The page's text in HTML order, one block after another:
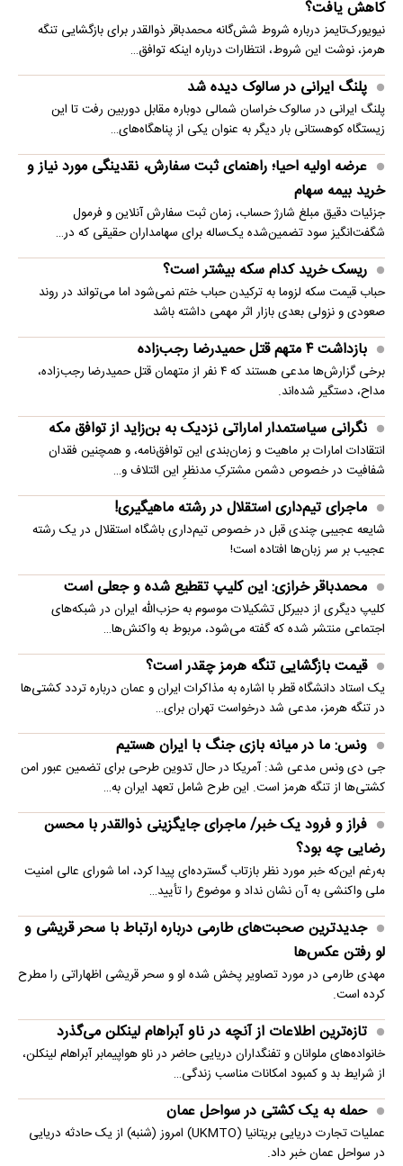
کاهش یافت؟
نیویورک‌تایمز درباره شروط شش‌گانه محمدباقر ذوالقدر برای بازگشایی تنگه
هرمز، نوشت این شروط، انتظارات درباره اینکه توافق…
پلنگ ایرانی در سالوک دیده شد
پلنگ ایرانی در سالوک خراسان شمالی دوباره مقابل دوربین رفت تا این
زیستگاه کوهستانی بار دیگر به عنوان یکی از پناهگاه‌های…
عرضه اولیه احیا؛ راهنمای ثبت سفارش، نقدینگی مورد نیاز و
خرید بیمه سهام
جزئیات دقیق مبلغ شارژ حساب، زمان ثبت سفارش آنلاین و فرمول
شگفت‌انگیز سود تضمین‌شده یک‌ساله برای سهامداران حقیقی که در…
ریسک خرید کدام سکه بیشتر است؟
حباب قیمت سکه لزوما به ترکیدن حباب ختم نمی‌شود اما می‌تواند در روند
صعودی و نزولی بعدی بازار اثر مهمی داشته باشد
بازداشت ۴ متهم قتل حمیدرضا رجب‌زاده
برخی گزارش‌ها مدعی هستند که ۴ نفر از متهمان قتل حمیدرضا رجب‌زاده،
مداح، دستگیر شده‌اند.
نگرانی سیاستمدار اماراتی نزدیک به بن‌زاید از توافق مکه
انتقادات امارات بر ماهیت و زمان‌بندی این توافق‌نامه، و همچنین فقدان
شفافیت در خصوص دشمن مشترکِ مدنظرِ این ائتلاف و…
ماجرای تیم‌داری استقلال در رشته ماهیگیری!
شایعه عجیبی چندی قبل در خصوص تیم‌داری باشگاه استقلال در یک رشته
عجیب بر سر زبان‌ها افتاده است!
محمدباقر خرازی: این کلیپ تقطیع شده و جعلی است
کلیپ دیگری از دبیرکل تشکیلات موسوم به حزب‌الله ایران در شبکه‌های
اجتماعی منتشر شده که گفته می‌شود، مربوط به واکنش‌ها…
قیمت بازگشایی تنگه هرمز چقدر است؟
یک استاد دانشگاه قطر با اشاره به مذاکرات ایران و عمان درباره تردد کشتی‌ها
در تنگه هرمز، مدعی شد درخواست تهران برای…
ونس: ما در میانه بازی جنگ با ایران هستیم
جی دی ونس مدعی شد: آمریکا در حال تدوین طرحی برای تضمین عبور امن
کشتی‌ها از تنگه هرمز است. این طرح شامل تعهد ایران به…
فراز و فرود یک خبر/ ماجرای جایگزینی ذوالقدر با محسن
رضایی چه بود؟
به‌رغم این‌که خبر مورد نظر بازتاب گسترده‌ای پیدا کرد، اما شورای عالی امنیت
ملی واکنشی به آن نشان نداد و موضوع را تأیید…
جدیدترین صحبت‌های طارمی درباره ارتباط با سحر قریشی و
لو رفتن عکس‌ها
مهدی طارمی در مورد تصاویر پخش شده او و سحر قریشی اظهاراتی را مطرح
کرده است.
تازه‌ترین اطلاعات از آنچه در ناو آبراهام لینکلن می‌گذرد
خانواده‌های ملوانان و تفنگداران دریایی حاضر در ناو هواپیمابر آبراهام لینکلن،
از شرایط بد و کمبود امکانات مناسب زندگی…
حمله به یک کشتی در سواحل عمان
عملیات تجارت دریایی بریتانیا (UKMTO) امروز (شنبه) از یک حادثه دریایی
در سواحل عمان خبر داد.